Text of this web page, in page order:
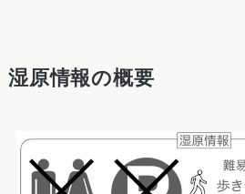
湿原情報の概要